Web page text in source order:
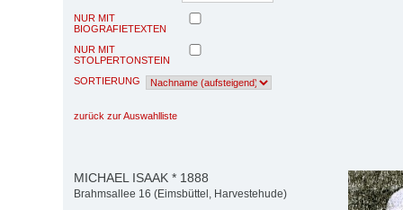
NUR MIT
BIOGRAFIETEXTEN
NUR MIT
STOLPERTONSTEIN
SORTIERUNG
zurück zur Auswahlliste
MICHAEL ISAAK * 1888
Brahmsallee 16 (Eimsbüttel, Harvestehude)